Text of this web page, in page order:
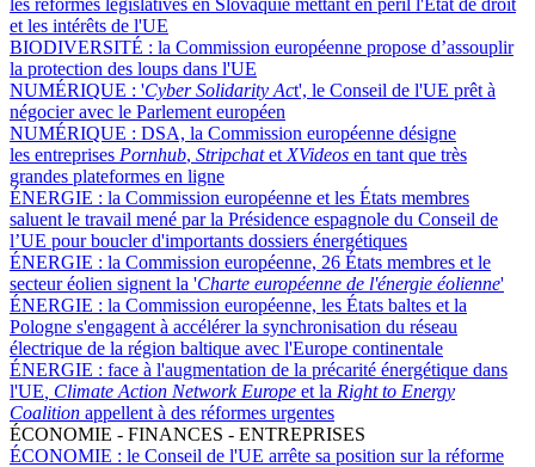
et les intérêts de l'UE
BIODIVERSITÉ : la Commission européenne propose d’assouplir
la protection des loups dans l'UE
NUMÉRIQUE : 'Cyber Solidarity Act', le Conseil de l'UE prêt à
négocier avec le Parlement européen
NUMÉRIQUE : DSA, la Commission européenne désigne
les entreprises Pornhub, Stripchatet XVideos en tant que très
grandes plateformes en ligne
ÉNERGIE : la Commission européenne et les États membres
saluent le travail mené par la Présidence espagnole du Conseil de
l’UE pour boucler d'importants dossiers énergétiques
ÉNERGIE : la Commission européenne, 26 États membres et le
secteur éolien signent la 'Charte européenne de l'énergie éolienne'
ÉNERGIE : la Commission européenne, les États baltes et la
Pologne s'engagent à accélérer la synchronisation du réseau
électrique de la région baltique avec l'Europe continentale
ÉNERGIE : face à l'augmentation de la précarité énergétique dans
l'UE , Climate Action Network Europe et la Right to Energy
Coalition appellent à des réformes urgentes
ÉCONOMIE - FINANCES - ENTREPRISES
ÉCONOMIE : le Conseil de l'UE arrête sa position sur la réforme